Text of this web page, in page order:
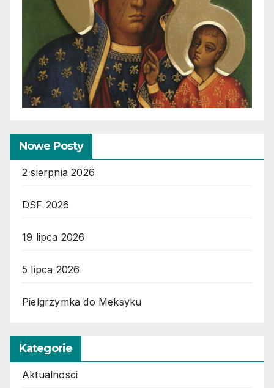
Nowe Posty
2 sierpnia 2026
DSF 2026
19 lipca 2026
5 lipca 2026
Pielgrzymka do Meksyku
Kategorie
Aktualnosci